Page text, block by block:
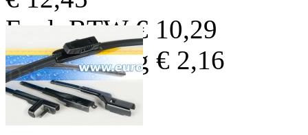
Excl. BTW € 10,29
BTW Bedrag € 2,16